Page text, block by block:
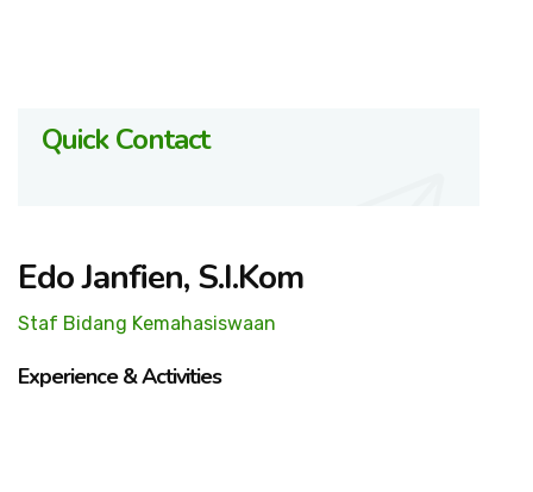
Quick Contact
Edo Janfien, S.I.Kom
Staf Bidang Kemahasiswaan
Experience & Activities